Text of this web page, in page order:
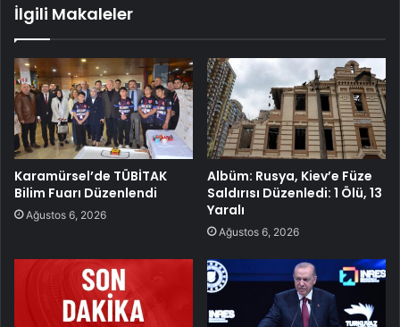
İlgili Makaleler
Karamürsel’de TÜBİTAK
Bilim Fuarı Düzenlendi
Ağustos 6, 2026
Albüm: Rusya, Kiev’e Füze
Saldırısı Düzenledi: 1 Ölü, 13
Yaralı
Ağustos 6, 2026